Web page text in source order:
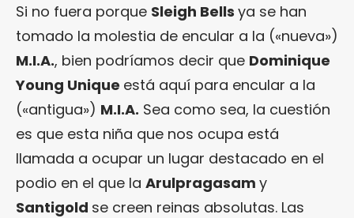
Si no fuera porque Sleigh Bells ya se han
tomado la molestia de encular a la («nueva»)
M.I.A., bien podríamos decir que Dominique
Young Unique está aquí para encular a la
(«antigua») M.I.A. Sea como sea, la cuestión
es que esta niña que nos ocupa está
llamada a ocupar un lugar destacado en el
podio en el que la Arulpragasam y
Santigold se creen reinas absolutas. Las